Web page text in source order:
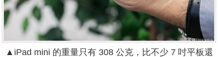
▲iPad mini 的重量只有 308 公克，比不少 7 吋平板還